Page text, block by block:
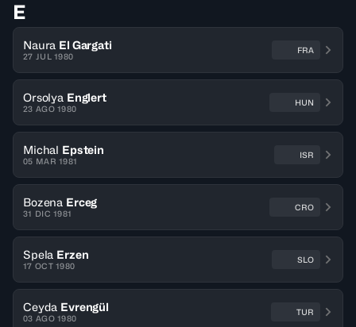
E
Naura El Gargati
27 JUL 1980
FRA
Orsolya Englert
23 AGO 1980
HUN
Michal Epstein
05 MAR 1981
ISR
Bozena Erceg
31 DIC 1981
CRO
Spela Erzen
17 OCT 1980
SLO
Ceyda Evrengül
03 AGO 1980
TUR